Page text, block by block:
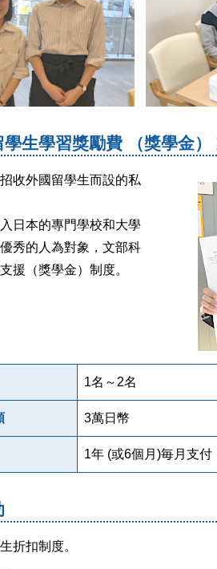
生學習獎勵費 （獎學金）
收外國留學生而設的私
日本的專門學校和大學
秀的人為對象，文部科
援（獎學金）制度。
1名～2名
3萬日幣
1年 (或6個月)毎月支付
折扣制度。